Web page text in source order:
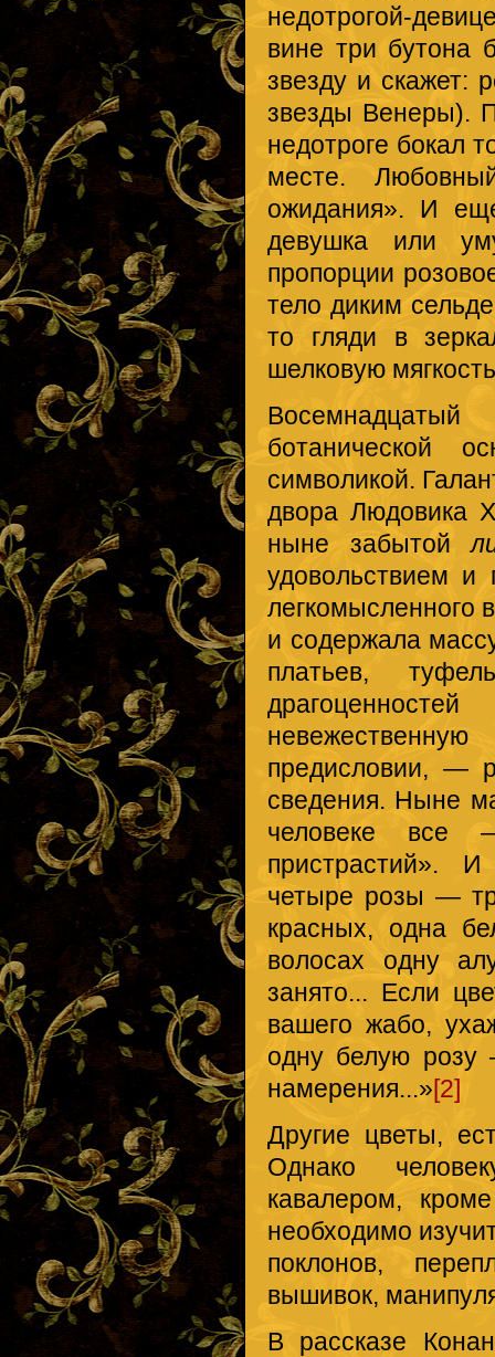
недотрогой-
вине три бутона
звезду и скажет:
звезды Венеры).
недотроге бокал
месте.
ожидания». И
девушка или
пропорции
тело диким
то гляди в
шелковую
ботанической
символикой.
двора Людовика
ныне забытой
удовольствием и
легкомысленного
и содержала
платьев,
предисловии, —
сведения. Ныне
человеке все
пристрастий».
четыре розы —
красных, одна
волосах одну
занято... Если
вашего жабо,
одну белую розу
намерения...»[2]
Другие цветы,
Однако
кавалером,
необходимо
поклонов,
вышивок,
В рассказе